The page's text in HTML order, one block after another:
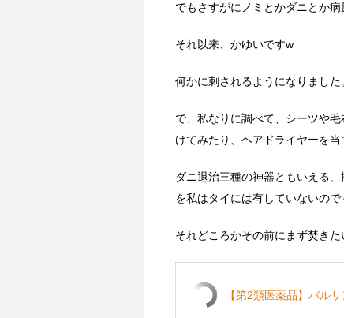
でもさすがにノミとかダニとか
それ以来、かゆいですw
何かに刺されるようになりました
で、私なりに調べて、シーツや
けてみたり、ヘアドライヤーを当
ダニ退治三種の神器ともいえる
を私はタイには有していないので
それどころかその前にまず焚き
【第2類医薬品】バル